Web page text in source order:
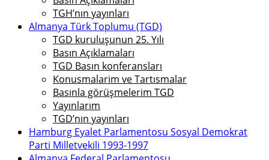
TGH’nın yayınları
Almanya Türk Toplumu (TGD)
TGD kuruluşunun 25. Yılı
Basın Açıklamaları
TGD Basın konferansları
Konusmalarim ve Tartısmalar
Basınla görüşmelerim TGD
Yayınlarım
TGD’nın yayınları
Hamburg Eyalet Parlamentosu Sosyal Demokrat
Parti Milletvekili 1993-1997